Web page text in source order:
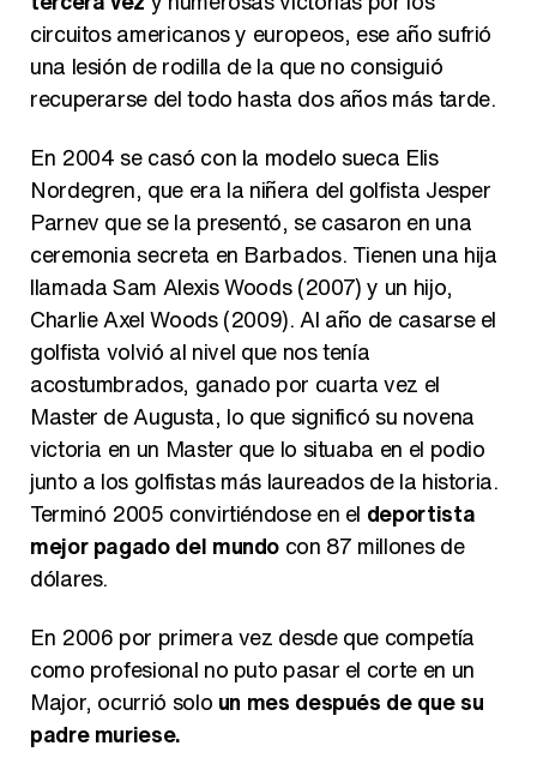
circuitos americanos y europeos, ese año sufrió
una lesión de rodilla de la que no consiguió
recuperarse del todo hasta dos años más tarde.
En 2004 se casó con la modelo sueca Elis
Nordegren, que era la niñera del golfista Jesper
Parnev que se la presentó, se casaron en una
ceremonia secreta en Barbados. Tienen una hija
llamada Sam Alexis Woods (2007) y un hijo,
Charlie Axel Woods (2009). Al año de casarse el
golfista volvió al nivel que nos tenía
acostumbrados, ganado por cuarta vez el
Master de Augusta, lo que significó su novena
victoria en un Master que lo situaba en el podio
junto a los golfistas más laureados de la historia.
Terminó 2005 convirtiéndose en el deportista
mejor pagado del mundo con 87 millones de
dólares.
En 2006 por primera vez desde que competía
como profesional no puto pasar el corte en un
Major, ocurrió solo un mes después de que su
padre muriese.